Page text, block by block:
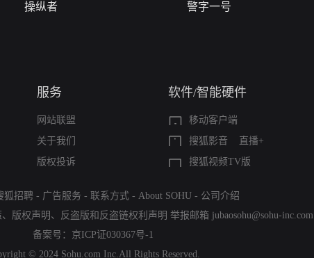
操纵者 警字一号
服务
网站联盟
关于我们
版权投诉
软件/智能硬件
移动客户端
搜狐影音
直播+
搜狐视频TV版
狐招聘 - 广告服务 - 联系方式 - About SOHU - 公司介绍
、 版权声明 、 反盗版和反盗链权利声明 举报邮箱 jubaosohu@sohu-inc.com
备案号： 京ICP证030367号-1
© 2024 Sohu.com Inc.All Rights Reserved.